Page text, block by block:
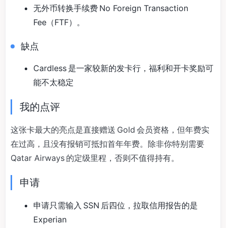
无外币转换手续费 No Foreign Transaction
Fee（FTF）。
缺点
Cardless 是一家较新的发卡行，福利和开卡奖励可
能不太稳定
我的点评
这张卡最大的亮点是直接赠送 Gold 会员资格，但年费实
在过高，且没有报销可抵扣首年年费。除非你特别需要
Qatar Airways 的定级里程，否则不值得持有。
申请
申请只需输入 SSN 后四位，拉取信用报告的是
Experian